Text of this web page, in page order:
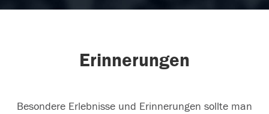
Erinnerungen
Besondere Erlebnisse und Erinnerungen sollte man